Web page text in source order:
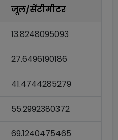
जूल/सेंटीमीटर
13.8248095093
27.6496190186
41.4744285279
55.2992380372
69.1240475465